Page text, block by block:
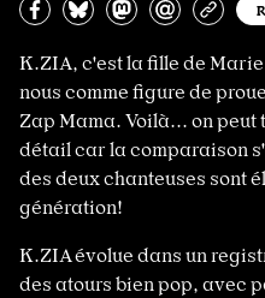
Partagez sur Facebook
Partager sur Bluesky
Partager sur
Partagez
K.ZIA, c'est la fille de
nous comme figure de
Zap Mama. Voilà... on peut
détail car la comparaison
des deux chanteuses sont
génération!
K.ZIA évolue dans un
des atours bien pop, avec